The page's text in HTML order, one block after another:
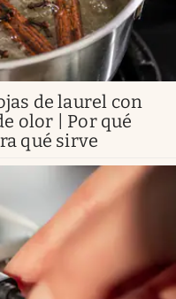
de laurel con
olor | Por qué
qué sirve